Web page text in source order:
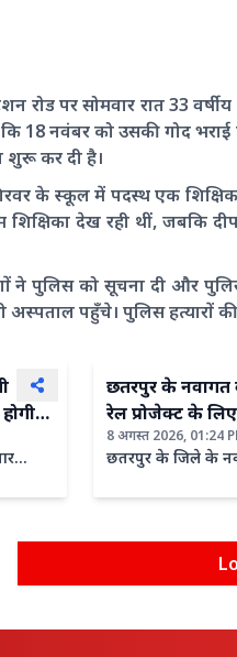
रोड पर सोमवार रात 33
कि 18 नवंबर को उसकी गोद
शुरू कर दी है।
के स्कूल में पदस्थ एक
शिक्षिका देख रही थीं,
ने पुलिस को सूचना दी और
अस्पताल पहुँचे। पुलिस हत्यारों
छतरपुर के
रेल प्रोजेक्ट के
जानिए किन 5
में आएंगे करोड़ों
8 अगस्त 2026, 01:24
छतरपुर के जिले के
परियोजनाओं से